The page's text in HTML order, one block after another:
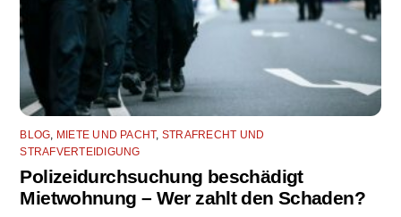
BLOG, MIETE UND PACHT, STRAFRECHT UND
STRAFVERTEIDIGUNG
Polizeidurchsuchung beschädigt
Mietwohnung – Wer zahlt den Schaden?